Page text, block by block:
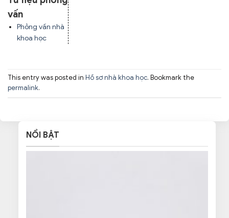
vấn
Phỏng vấn nhà
khoa học
This entry was posted in Hồ sơ nhà khoa học. Bookmark the
permalink.
NỔI BẬT